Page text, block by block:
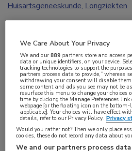
Dagen met een hogere
leiden tot meer exacerbaties
effect is het sterkst na twee
Huisartsgeneeskunde, Longziekten
COPD
Tags:
exacerbatie
We Care About Your Privacy
We and our889 partners store and access
data or unique identifiers, on your device.
tracking technologies to support the
partners process data to provide," whereas
withdrawing your consent will disable
some content and ads you see may not be
resurface this menu to change your
time by clicking the Manage Preferences
webpage [or the floating icon on the
applicable]. Your choices will have effect
details, refer to our Privacy Policy. Privacy
Would you rather not? Then we only place
cookies, these do not record any data about
We and our partners process